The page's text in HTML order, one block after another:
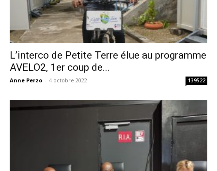
L’interco de Petite Terre élue au programme
AVELO2, 1er coup de...
Anne Perzo - 4 octobre 2022 139522